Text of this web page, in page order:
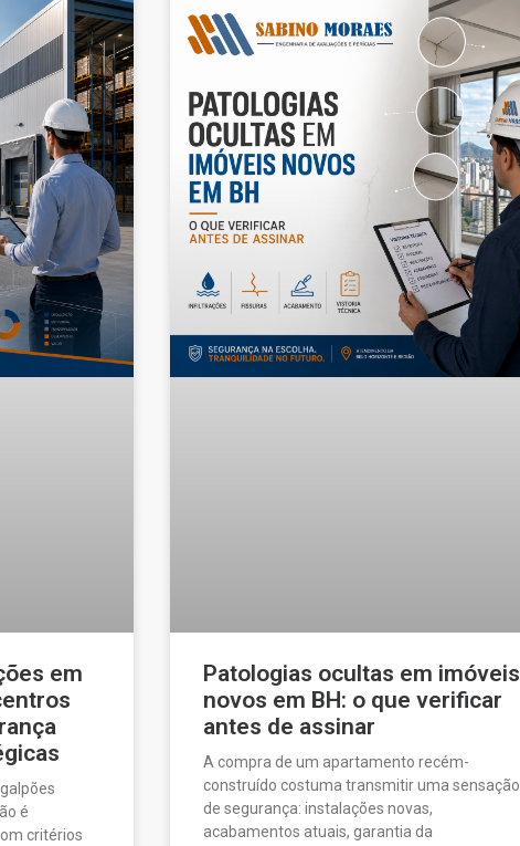
em
é
critérios
Patologias ocultas em imóveis
novos em BH: o que verificar
antes de assinar
A compra de um apartamento recém-
construído costuma transmitir uma sensação
de segurança: instalações novas,
acabamentos atuais, garantia da